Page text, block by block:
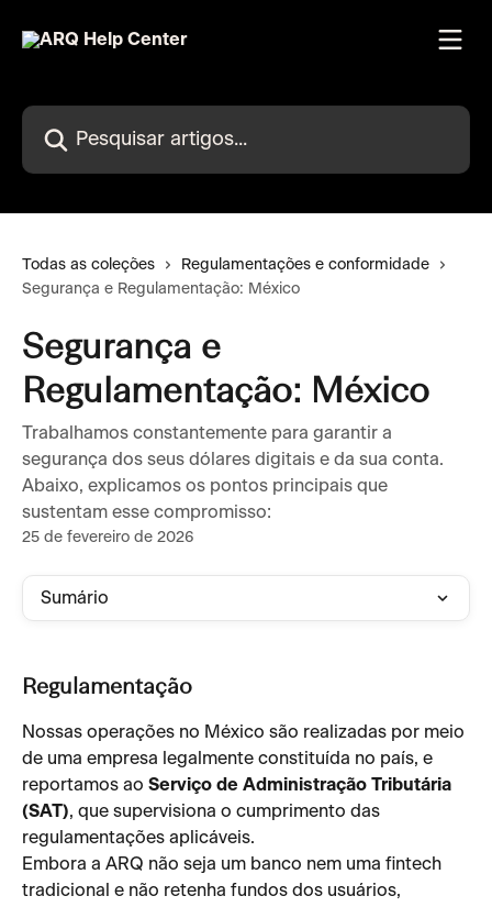
Pesquisar artigos...
Todas as coleções
Regulamentações e conformidade
Segurança e Regulamentação: México
Segurança e
Regulamentação: México
Trabalhamos constantemente para garantir a
segurança dos seus dólares digitais e da sua conta.
Abaixo, explicamos os pontos principais que
sustentam esse compromisso:
25 de fevereiro de 2026
Sumário
Regulamentação
Nossas operações no México são realizadas por meio
de uma empresa legalmente constituída no país, e
reportamos ao Serviço de Administração Tributária
(SAT), que supervisiona o cumprimento das
regulamentações aplicáveis.
Embora a ARQ não seja um banco nem uma fintech
tradicional e não retenha fundos dos usuários,